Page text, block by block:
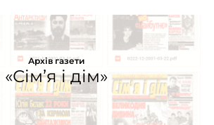
Архів газети
«Сім’я і дім»